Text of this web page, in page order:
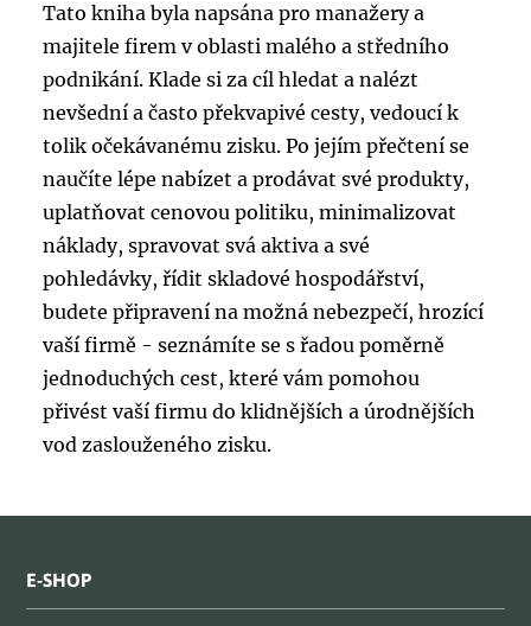
Tato kniha byla napsána pro manažery a
majitele firem v oblasti malého a středního
podnikání. Klade si za cíl hledat a nalézt
nevšední a často překvapivé cesty, vedoucí k
tolik očekávanému zisku. Po jejím přečtení se
naučíte lépe nabízet a prodávat své produkty,
uplatňovat cenovou politiku, minimalizovat
náklady, spravovat svá aktiva a své
pohledávky, řídit skladové hospodářství,
budete připravení na možná nebezpečí, hrozící
vaší firmě - seznámíte se s řadou poměrně
jednoduchých cest, které vám pomohou
přivést vaší firmu do klidnějších a úrodnějších
vod zaslouženého zisku.
E-SHOP